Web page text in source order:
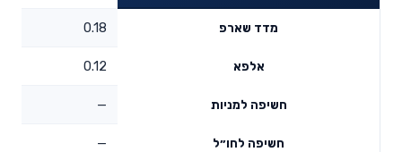
מדד שארפ 0.18
אלפא 0.12
חשיפה למניות —
חשיפה לחו״ל —